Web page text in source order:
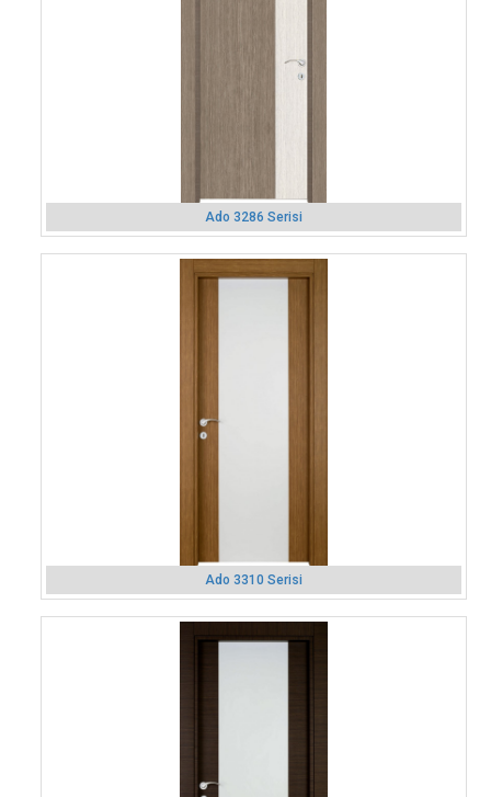
Ado 3286 Serisi
Ado 3310 Serisi